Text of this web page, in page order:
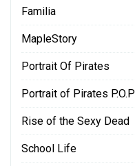
Familia
MapleStory
Portrait Of Pirates
Portrait of Pirates P.O.P
Rise of the Sexy Dead
School Life